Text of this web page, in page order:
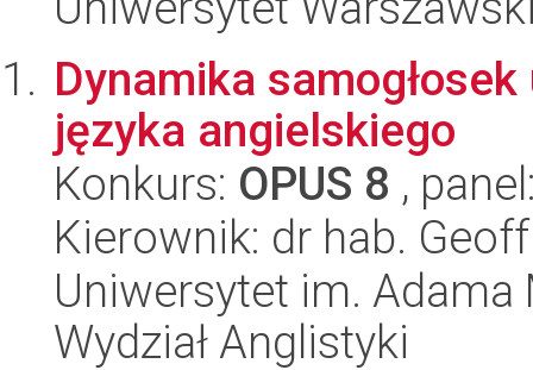
Dynamika
języka angielskiego
Konkurs: OPUS 8 ,
Kierownik: dr hab.
Uniwersytet im.
Wydział Anglistyki